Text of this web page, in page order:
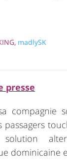
madlySK
presse
compagnie
passagers
dominicaine